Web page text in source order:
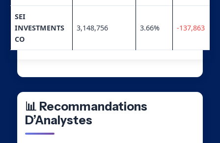
SEI
INVESTMENTS
CO
3,148,756 3.66% -137,863
📊 Recommandations
D’Analystes